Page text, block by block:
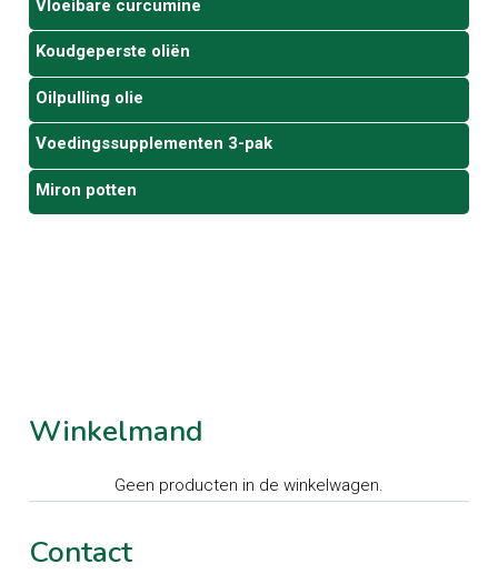
Vloeibare curcumine
Koudgeperste oliën
Oilpulling olie
Voedingssupplementen 3-pak
Miron potten
Winkelmand
Geen producten in de winkelwagen.
Contact